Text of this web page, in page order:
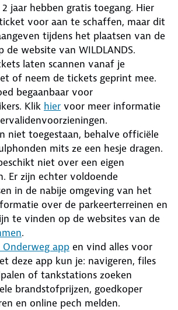
jaar hebben gratis toegang. Hier
voor aan te schaffen, maar dit
tijdens het plaatsen van de
de website van WILDLANDS.
laten scannen vanaf je
of neem de tickets geprint mee.
begaanbaar voor
Klik hier voor meer informatie
niet toegestaan, behalve officiële
mits ze een hesje dragen.
niet over een eigen
Er zijn echter voldoende
in de nabije omgeving van het
over de parkeerterreinen en
te vinden op de websites van de
.
app en vind alles voor
deze app kun je: navigeren, files
of tankstations zoeken
brandstofprijzen, goedkoper
en online pech melden.